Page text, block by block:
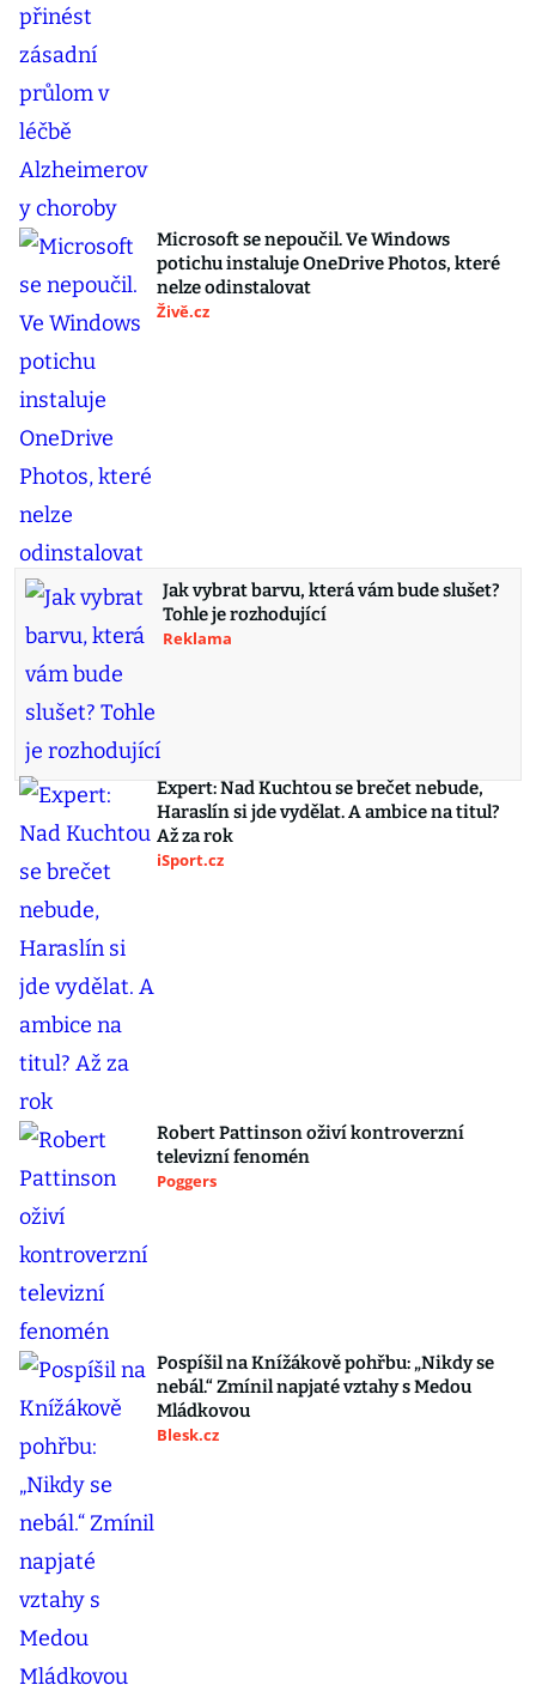
Microsoft se nepoučil. Ve Windows
potichu instaluje OneDrive Photos, které
nelze odinstalovat
Živě.cz
Jak vybrat barvu, která vám bude slušet?
Tohle je rozhodující
Reklama
Expert: Nad Kuchtou se brečet nebude,
Haraslín si jde vydělat. A ambice na titul?
Až za rok
iSport.cz
Robert Pattinson oživí kontroverzní
televizní fenomén
Poggers
Pospíšil na Knížákově pohřbu: „Nikdy se
nebál.“ Zmínil napjaté vztahy s Medou
Mládkovou
Blesk.cz